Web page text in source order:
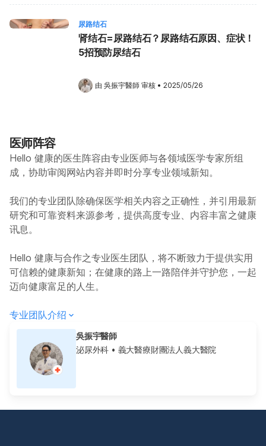
尿路结石
肾结石=尿路结石？尿路结石原因、症状！
5招预防尿结石
由 吳振宇醫師 审核 • 2025/05/26
医师阵容
Hello 健康的医生阵容由专业医师与各领域医学专家所组
成，协助审阅网站内容并即时分享专业领域新知。
我们的专业团队除确保医学相关内容之正确性，并引用最新
研究和可靠资料来源参考，提供高度专业、内容丰富之健康
讯息。
Hello 健康与合作之专业医生团队，将不断致力于提供实用
可信赖的健康新知；在健康的路上一路陪伴并守护您，一起
迈向健康富足的人生。
专业团队介绍
吳振宇醫師
泌尿外科 • 義大醫療財團法人義大醫院